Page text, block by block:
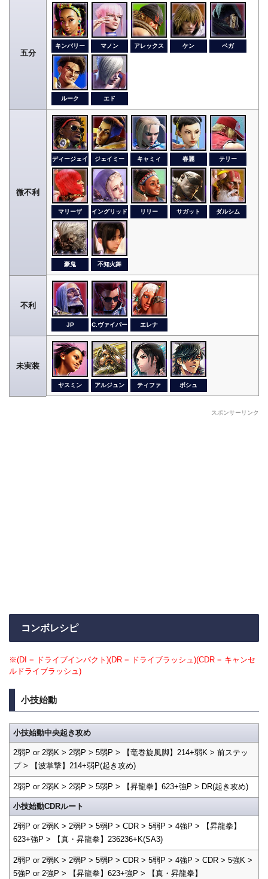
五分
キンバリー マノン アレックス ケン ベガ
ルーク エド
微不利
ディージェイ ジェイミー キャミィ 春麗 テリー
マリーザ イングリッド リリー サガット ダルシム
豪鬼 不知火舞
不利
JP C.ヴァイパー エレナ
未実装
ヤスミン アルジュン ティファ ボシュ
スポンサーリンク
コンボレシピ
※(DI = ドライブインパクト)(DR = ドライブラッシュ)(CDR = キャンセ
ルドライブラッシュ)
小技始動
小技始動中央起き攻め
2弱P or 2弱K > 2弱P > 5弱P > 【竜巻旋風脚】214+弱K > 前ステッ
プ > 【波掌撃】214+弱P(起き攻め)
2弱P or 2弱K > 2弱P > 5弱P > 【昇龍拳】623+強P > DR(起き攻め)
小技始動CDRルート
2弱P or 2弱K > 2弱P > 5弱P > CDR > 5弱P > 4強P > 【昇龍拳】
623+強P > 【真・昇龍拳】236236+K(SA3)
2弱P or 2弱K > 2弱P > 5弱P > CDR > 5弱P > 4強P > CDR > 5強K >
5強P or 2強P > 【昇龍拳】623+強P > 【真・昇龍拳】